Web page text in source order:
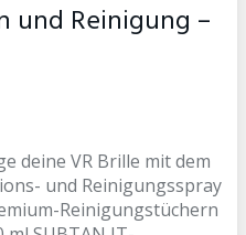
und Reinigung –
deine VR Brille mit dem
und Reinigungsspray
Reinigungstüchern